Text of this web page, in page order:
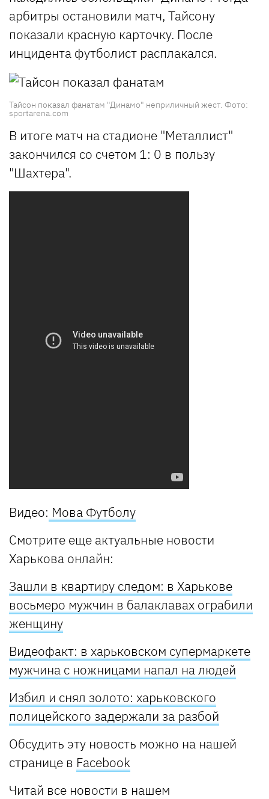
арбитры остановили матч, Тайсону
показали красную карточку. После
инцидента футболист расплакался.
Тайсон показал фанатам "Динамо" неприличный жест. Фото:
sportarena.com
В итоге матч на стадионе "Металлист"
закончился со счетом 1: 0 в пользу
"Шахтера".
Видео: Мова Футболу
Смотрите еще актуальные новости
Харькова онлайн:
Зашли в квартиру следом: в Харькове
восьмеро мужчин в балаклавах ограбили
женщину
Видеофакт: в харьковском супермаркете
мужчина с ножницами напал на людей
Избил и снял золото: харьковского
полицейского задержали за разбой
Обсудить эту новость можно на нашей
странице в Facebook
Читай все новости в нашем